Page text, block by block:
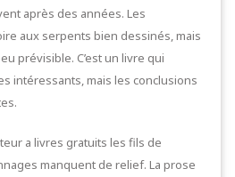
après des années. Les
aux serpents bien dessinés, mais
prévisible. C’est un livre qui
intéressants, mais les conclusions
a livres gratuits les fils de
manquent de relief. La prose